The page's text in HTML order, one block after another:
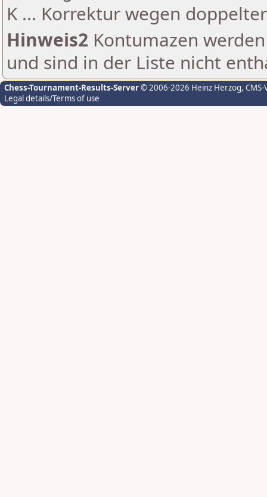
K ... Korrektur wegen
Hinweis2 Kontumazen
und sind in der Liste nicht
Chess-Tournament-Results-Server© 2006-2026 Heinz Herzog,
Legal details/Terms of use